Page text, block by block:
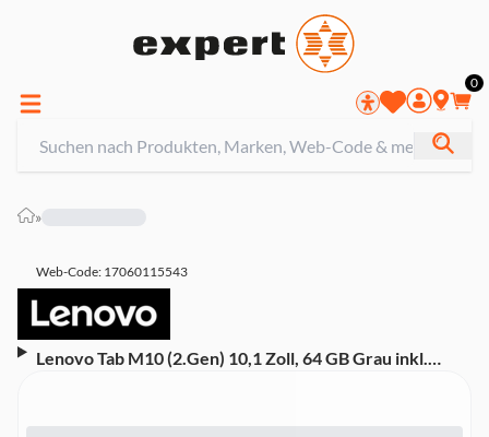
0
»
Web-Code: 17060115543
Lenovo Tab M10 (2.Gen) 10,1 Zoll, 64 GB Grau inkl.